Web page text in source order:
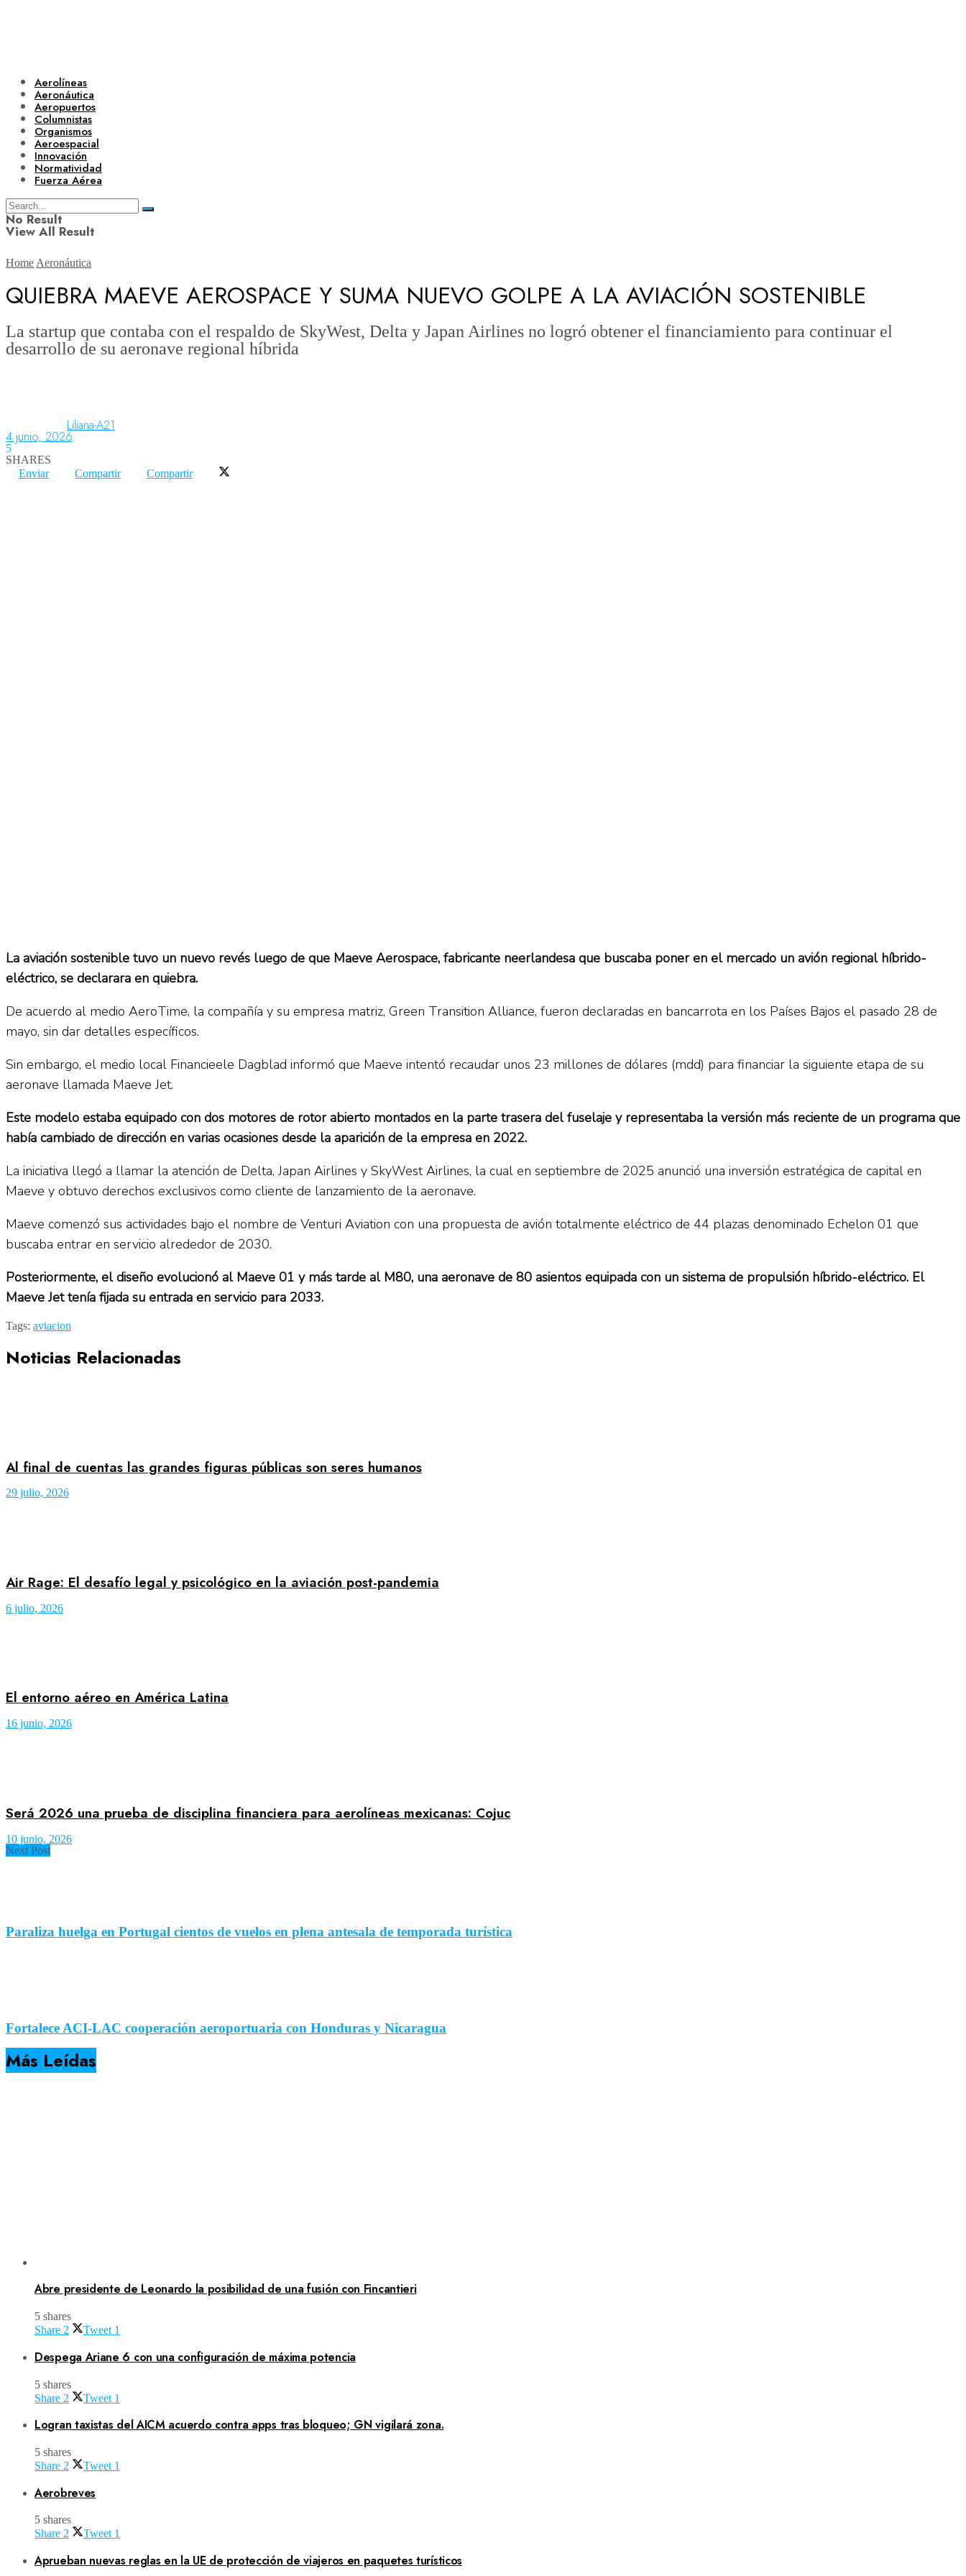
Aerolíneas
Aeronáutica
Aeropuertos
Columnistas
Organismos
Aeroespacial
Innovación
Normatividad
Fuerza Aérea
No Result
View All Result
Aeropuertos
Columnistas
Home Aeronáutica
QUIEBRA MAEVE AEROSPACE Y SUMA NUEVO GOLPE A LA AVIACIÓN SOSTENIBLE
La startup que contaba con el respaldo de SkyWest, Delta y Japan Airlines no logró obtener el financiamiento para continuar el
desarrollo de su aeronave regional híbrida
Liliana-A21
4 junio, 2026
5
SHARES
Enviar
Compartir Compartir
La aviación sostenible tuvo un nuevo revés luego de que Maeve Aerospace, fabricante neerlandesa que buscaba poner en el mercado un avión regional híbrido-
eléctrico, se declarara en quiebra.
De acuerdo al medio AeroTime, la compañía y su empresa matriz, Green Transition Alliance, fueron declaradas en bancarrota en los Países Bajos el pasado 28 de
mayo, sin dar detalles específicos.
Sin embargo, el medio local Financieele Dagblad informó que Maeve intentó recaudar unos 23 millones de dólares (mdd) para financiar la siguiente etapa de su
aeronave llamada Maeve Jet.
Este modelo estaba equipado con dos motores de rotor abierto montados en la parte trasera del fuselaje y representaba la versión más reciente de un programa que
había cambiado de dirección en varias ocasiones desde la aparición de la empresa en 2022.
La iniciativa llegó a llamar la atención de Delta, Japan Airlines y SkyWest Airlines, la cual en septiembre de 2025 anunció una inversión estratégica de capital en
Maeve y obtuvo derechos exclusivos como cliente de lanzamiento de la aeronave.
Maeve comenzó sus actividades bajo el nombre de Venturi Aviation con una propuesta de avión totalmente eléctrico de 44 plazas denominado Echelon 01 que
buscaba entrar en servicio alrededor de 2030.
Posteriormente, el diseño evolucionó al Maeve 01 y más tarde al M80, una aeronave de 80 asientos equipada con un sistema de propulsión híbrido-eléctrico. El
Maeve Jet tenía fijada su entrada en servicio para 2033.
Tags: aviacion
Noticias Relacionadas
Al final de cuentas las grandes figuras públicas son seres humanos
29 julio, 2026
Air Rage: El desafío legal y psicológico en la aviación post-pandemia
6 julio, 2026
El entorno aéreo en América Latina
16 junio, 2026
Será 2026 una prueba de disciplina financiera para aerolíneas mexicanas: Cojuc
10 junio, 2026
Next Post
Paraliza huelga en Portugal cientos de vuelos en plena antesala de temporada turística
Fortalece ACI-LAC cooperación aeroportuaria con Honduras y Nicaragua
Más Leídas
Abre presidente de Leonardo la posibilidad de una fusión con Fincantieri
5 shares
Share 2 Tweet 1
Despega Ariane 6 con una configuración de máxima potencia
5 shares
Share 2 Tweet 1
Logran taxistas del AICM acuerdo contra apps tras bloqueo; GN vigilará zona.
5 shares
Share 2 Tweet 1
Aerobreves
5 shares
Share 2 Tweet 1
Aprueban nuevas reglas en la UE de protección de viajeros en paquetes turísticos